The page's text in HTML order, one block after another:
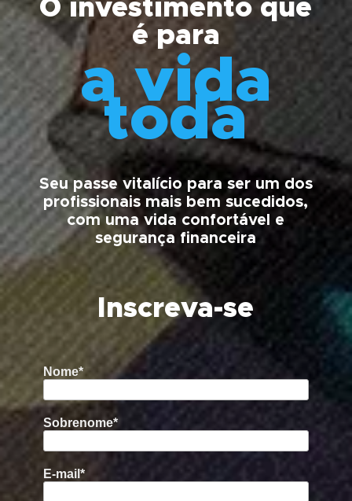
O investimento que
é para
a vida
toda
Seu passe vitalício para ser um dos
profissionais mais bem sucedidos,
com uma vida confortável e
segurança financeira
Inscreva-se
Nome*
Sobrenome*
E-mail*